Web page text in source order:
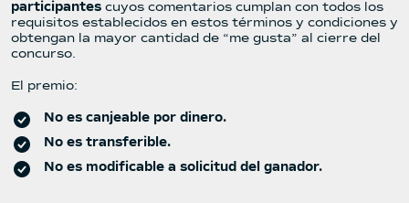
participantes cuyos comentarios cumplan con todos los
requisitos establecidos en estos términos y condiciones y
obtengan la mayor cantidad de “me gusta” al cierre del
concurso.
El premio:
No es canjeable por dinero.
No es transferible.
No es modificable a solicitud del ganador.